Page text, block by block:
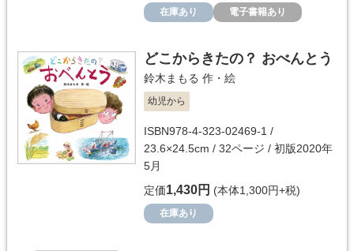
在庫あり 電子書籍あり
どこからきたの？ おべんとう
鈴木まもる 作・絵
幼児から
ISBN978-4-323-02469-1 /
23.6×24.5cm / 32ページ / 初版2020年
5月
定価1,430円 (本体1,300円+税)
在庫あり